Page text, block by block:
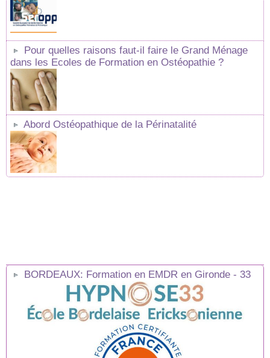
Pour quelles raisons faut-il faire le Grand Ménage
dans les Ecoles de Formation en Ostéopathie ?
Abord Ostéopathique de la Périnatalité
BORDEAUX: Formation en EMDR en Gironde - 33